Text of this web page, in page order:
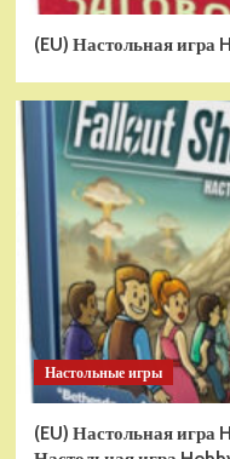
(EU) Настольная игра
Настольные игры
(EU) Настольная игра